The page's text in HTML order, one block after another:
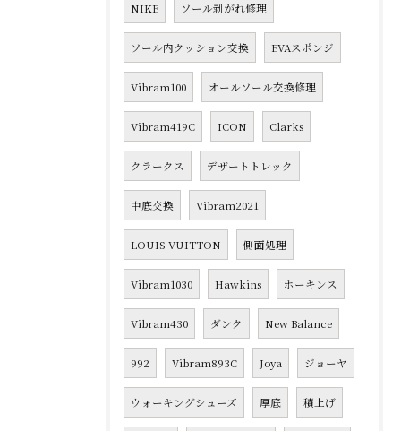
NIKE ソール剥がれ修理
ソール内クッション交換 EVAスポンジ
Vibram100 オールソール交換修理
Vibram419C ICON Clarks
クラークス デザートトレック
中底交換 Vibram2021
LOUIS VUITTON 側面処理
Vibram1030 Hawkins ホーキンス
Vibram430 ダンク New Balance
992 Vibram893C Joya ジョーヤ
ウォーキングシューズ 厚底 積上げ